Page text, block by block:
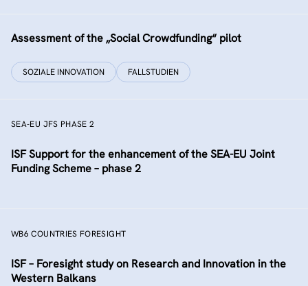
Assessment of the „Social Crowdfunding“ pilot
SOZIALE INNOVATION FALLSTUDIEN
SEA-EU JFS PHASE 2
ISF Support for the enhancement of the SEA-EU Joint
Funding Scheme – phase 2
WB6 COUNTRIES FORESIGHT
ISF – Foresight study on Research and Innovation in the
Western Balkans